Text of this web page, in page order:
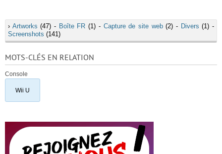
› Artworks (47) - Boîte FR (1) - Capture de site web(2) - Divers (1) -
Screenshots (141)
MOTS-CLÉS EN RELATION
Console
Wii U